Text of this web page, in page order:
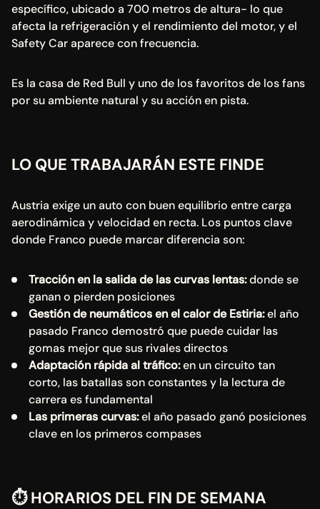
específico, ubicado a 700 metros de altura- lo que
afecta la refrigeración y el rendimiento del motor, y el
Safety Car aparece con frecuencia.
Es la casa de Red Bull y uno de los favoritos de los fans
por su ambiente natural y su acción en pista.
LO QUE TRABAJARÁN ESTE FINDE
Austria exige un auto con buen equilibrio entre carga
aerodinámica y velocidad en recta. Los puntos clave
donde Franco puede marcar diferencia son:
Tracción en la salida de las curvas lentas: donde se
ganan o pierden posiciones
Gestión de neumáticos en el calor de Estiria: el año
pasado Franco demostró que puede cuidar las
gomas mejor que sus rivales directos
Adaptación rápida al tráfico: en un circuito tan
corto, las batallas son constantes y la lectura de
carrera es fundamental
Las primeras curvas: el año pasado ganó posiciones
clave en los primeros compases
⏱️ HORARIOS DEL FIN DE SEMANA